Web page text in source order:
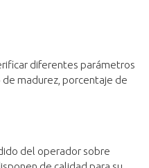
diferentes parámetros
madurez, porcentaje de
del operador sobre